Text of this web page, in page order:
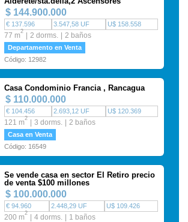
$ 144.900.000
€ 137.596 3.547,58 UF U$ 158.558
77 m2 2 dorms. 2 baños
Departamento en Venta
Código: 12982
Casa Condominio Francia , Rancagua
$ 110.000.000
€ 104.456 2.693,12 UF U$ 120.369
121 m2 3 dorms. 2 baños
Casa en Venta
Código: 16549
Se vende casa en sector El Retiro precio
de venta $100 millones
$ 100.000.000
€ 94.960 2.448,29 UF U$ 109.426
200 m2 4 dorms. 1 baños